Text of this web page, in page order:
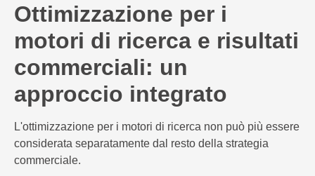
Ottimizzazione per i
motori di ricerca e risultati
commerciali: un
approccio integrato
L'ottimizzazione per i motori di ricerca non può più essere
considerata separatamente dal resto della strategia
commerciale.